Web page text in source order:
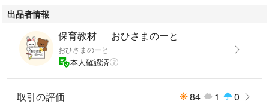
---------------------------------------
演じ方例を同封しますが、諸説ありますので
使いやすいようにアレンジしていただいてかまいません⭐︎
---------------------------------------
【ご注意】
出品者情報
保育教材 おひさまのーと
おひさまのーと
本人確認済
取引の評価 84 1 0